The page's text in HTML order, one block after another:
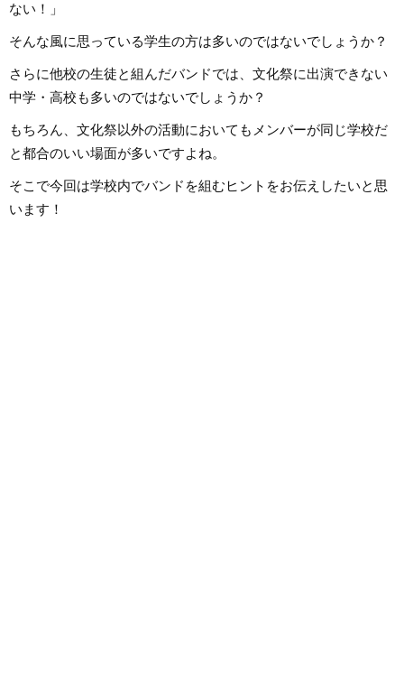
ない！」
そんな風に思っている学生の方は多いのではないでしょうか？
さらに他校の生徒と組んだバンドでは、文化祭に出演できない
中学・高校も多いのではないでしょうか？
もちろん、文化祭以外の活動においてもメンバーが同じ学校だ
と都合のいい場面が多いですよね。
そこで今回は学校内でバンドを組むヒントをお伝えしたいと思
います！